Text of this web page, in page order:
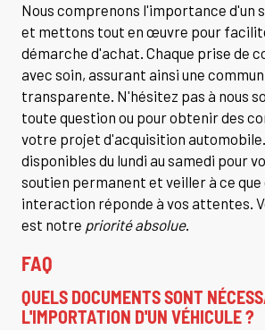
Nous comprenons l'importance d'un
et mettons tout en œuvre pour
démarche d'achat. Chaque prise de
avec soin, assurant ainsi une
transparente. N'hésitez pas à nous
toute question ou pour obtenir des
votre projet d'acquisition
disponibles du lundi au samedi pour
soutien permanent et veiller à ce que
interaction réponde à vos attentes.
est notre priorité absolue.
FAQ
QUELS DOCUMENTS SONT
L'IMPORTATION D'UN VÉHICULE ?